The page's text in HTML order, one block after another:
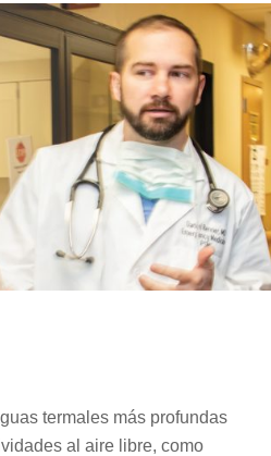
termales más profundas
al aire libre, como